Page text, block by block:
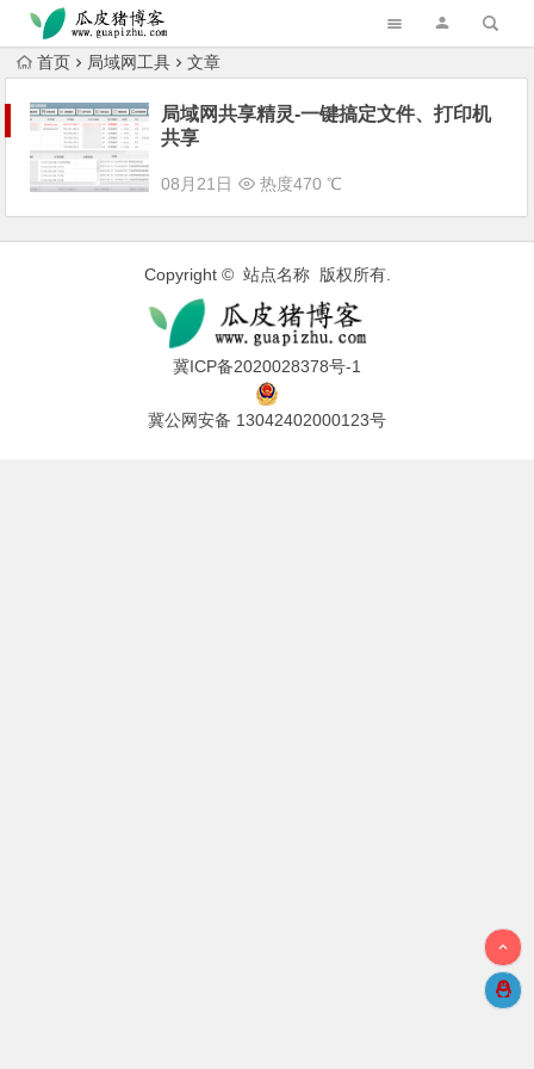
跳转到主内容
首页 局域网工具 文章
局域网共享精灵-一键搞定文件、打印机
共享
08月21日 热度470 ℃
Copyright © 站点名称 版权所有.
冀ICP备2020028378号-1
冀公网安备 13042402000123号